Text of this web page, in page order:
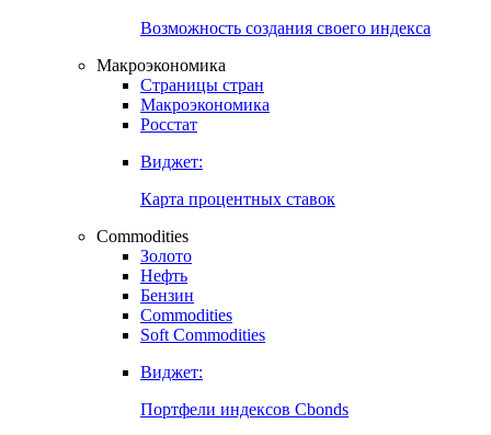
Ставки центральных банков
Создать индекс
Возможность создания своего индекса
Страницы стран
Росстат
Виджет:
Карта процентных ставок
Commodities
Золото
Бензин
Soft Commodities